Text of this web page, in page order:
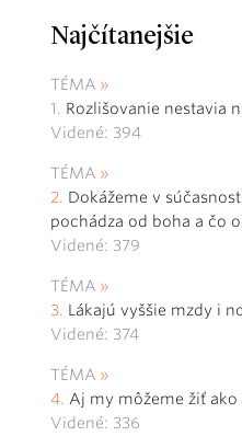
Najčítanejšie
TÉMA
Rozlišovanie nestavia
Videné: 394
TÉMA
Dokážeme v
pochádza od boha a čo
Videné: 379
TÉMA
Lákajú vyššie mzdy i
Videné: 374
TÉMA
Aj my môžeme žiť ako
Videné: 336